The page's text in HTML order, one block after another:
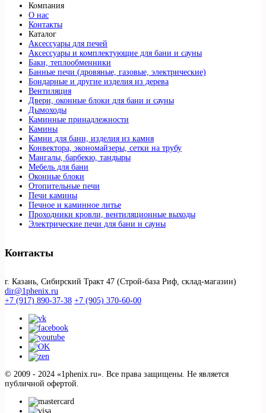
Компания
О нас
Контакты
Каталог
Аксессуары для печей
Аксессуары и комплектующие для бани и сауны
Баки, теплообменники
Банные печи (дровяные, газовые, электрические)
Бондарные и другие изделия из дерева
Вентиляция
Двери, оконные блоки для бани и сауны
Дымоходы
Каминные принадлежности
Камины
Камни для бани, изделия из камня
Конвектора, экономайзеры, сетки на трубу
Мангалы, барбекю, тандыры
Мебель для бани
Оконные блоки
Отопительные печи
Печи камины
Печное и каминное литье
Проходники кровли, вeнтиляционные выходы
Электрические печи для бани и сауны
Контакты
г. Казань, Сибирский Тракт 47 (Строй-база Риф, склад-магазин)
dir@1phenix.ru
+7 (917) 890-37-38 +7 (905) 370-60-00
© 2009 - 2024 «1phenix.ru». Все права защищены. Не является
публичной офертой.